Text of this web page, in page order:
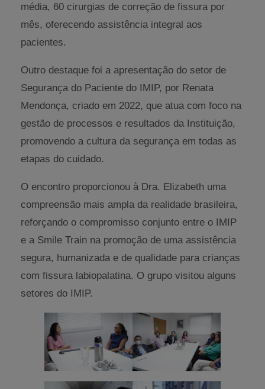
média, 60 cirurgias de correção de fissura por
mês, oferecendo assistência integral aos
pacientes.
Outro destaque foi a apresentação do setor de
Segurança do Paciente do IMIP, por Renata
Mendonça, criado em 2022, que atua com foco na
gestão de processos e resultados da Instituição,
promovendo a cultura da segurança em todas as
etapas do cuidado.
O encontro proporcionou à Dra. Elizabeth uma
compreensão mais ampla da realidade brasileira,
reforçando o compromisso conjunto entre o IMIP
e a Smile Train na promoção de uma assistência
segura, humanizada e de qualidade para crianças
com fissura labiopalatina. O grupo visitou alguns
setores do IMIP.